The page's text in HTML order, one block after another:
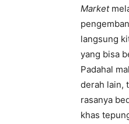
Market
langsung
yang bisa
Padahal
derah lain,
rasanya
khas